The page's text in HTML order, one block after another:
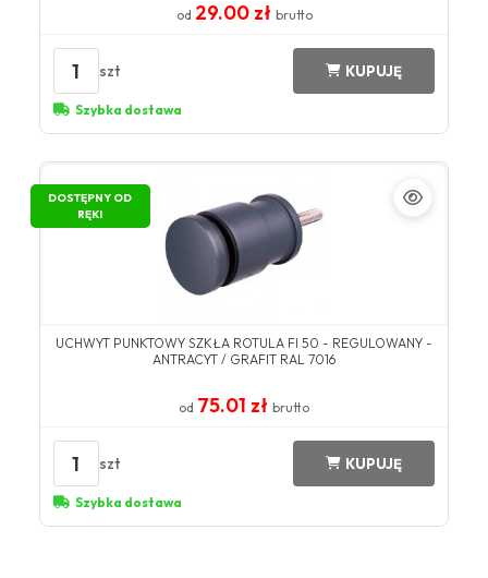
od 29.00 zł brutto
1 szt KUPUJĘ
Szybka dostawa
DOSTĘPNY OD
RĘKI
UCHWYT PUNKTOWY SZKŁA ROTULA FI 50 - REGULOWANY -
ANTRACYT / GRAFIT RAL 7016
od 75.01 zł brutto
1 szt KUPUJĘ
Szybka dostawa